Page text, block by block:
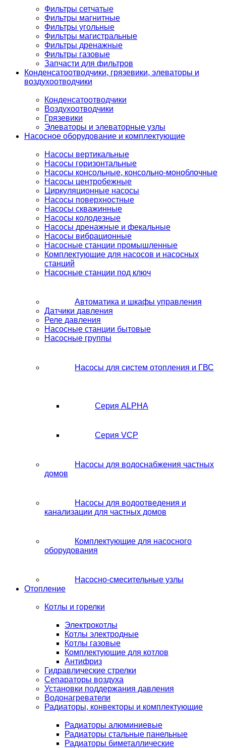
Фильтры сетчатые
Фильтры магнитные
Фильтры угольные
Фильтры магистральные
Фильтры дренажные
Фильтры газовые
Запчасти для фильтров
Конденсатоотводчики, грязевики, элеваторы и
воздухоотводчики
Конденсатоотводчики
Воздухоотводчики
Грязевики
Элеваторы и элеваторные узлы
Насосное оборудование и комплектующие
Насосы вертикальные
Насосы горизонтальные
Насосы консольные, консольно-моноблочные
Насосы центробежные
Циркуляционные насосы
Насосы поверхностные
Насосы скважинные
Насосы колодезные
Насосы дренажные и фекальные
Насосы вибрационные
Насосные станции промышленные
Комплектующие для насосов и насосных
станций
Насосные станции под ключ
Автоматика и шкафы управления
Датчики давления
Реле давления
Насосные станции бытовые
Насосные группы
Насосы для систем отопления и ГВС
Серия ALPHA
Серия VCP
Насосы для водоснабжения частных
домов
Насосы для водоотведения и
канализации для частных домов
Комплектующие для насосного
оборудования
Насосно-смесительные узлы
Отопление
Котлы и горелки
Электрокотлы
Котлы электродные
Котлы газовые
Комплектующие для котлов
Антифриз
Гидравлические стрелки
Сепараторы воздуха
Установки поддержания давления
Водонагреватели
Радиаторы, конвекторы и комплектующие
Радиаторы алюминиевые
Радиаторы стальные панельные
Радиаторы биметаллические